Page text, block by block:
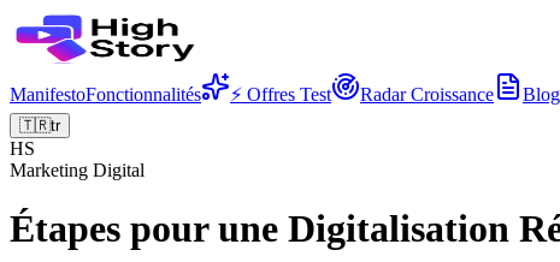
ManifestoFonctionnalités ⚡ Offres Test Radar Croissance
🇹🇷tr
HS
Marketing Digital
Étapes pour une Digitalisation